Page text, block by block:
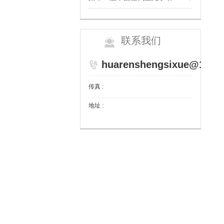
联系我们
传真 :
地址 :